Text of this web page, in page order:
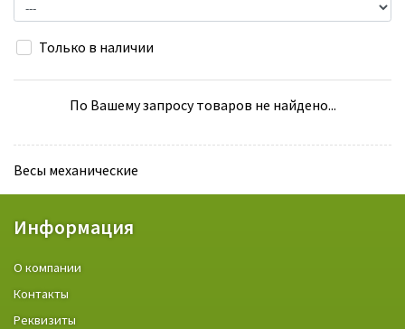
Только в наличии
По Вашему запросу товаров не найдено...
Весы механические
Информация
О компании
Контакты
Реквизиты